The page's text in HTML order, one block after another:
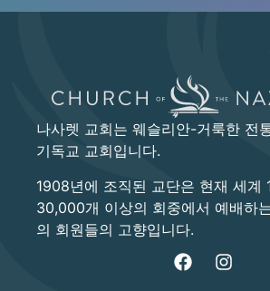
나사렛 교회는 웨슬리안-거룩한 전
기독교 교회입니다.
1908년에 조직된 교단은 현재 세계
30,000개 이상의 회중에서 예배하
의 회원들의 고향입니다.